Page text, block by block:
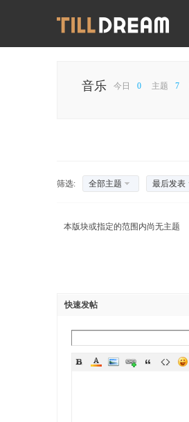
音乐 今日 0 主题 7
筛选: 全部主题 最后发表
本版块或指定的范围内尚无主题
快速发帖